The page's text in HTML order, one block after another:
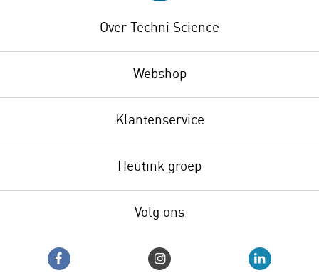
Over Techni Science
Webshop
Klantenservice
Heutink groep
Volg ons